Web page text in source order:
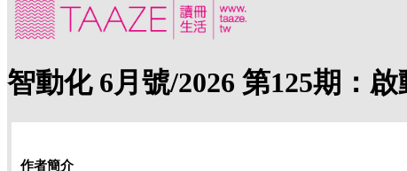
智動化 6月號/2026 第125期：
作者簡介